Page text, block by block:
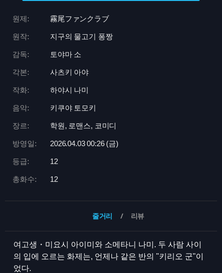
원제: 霧尾ファンクラブ
원작: 지구의 물고기 퐁짱
감독: 토야마 소
각본: 사츠키 아야
작화: 하야시 나미
음악: 키쿠야 토모키
장르: 학원, 로맨스, 코미디
방영일: 2026.04.03 00:26 (금)
등급: 12
총화수: 12
줄거리 리뷰
여고생・미요시 아이미와 소메타니 나미. 두 사람 사이
의 입에 오르는 화제는, 언제나 같은 반의 "키리오 군"이
었다.